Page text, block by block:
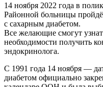
14 ноября 2022 года в
Районной больницы
с сахарным диабетом.
Все желающие смогут
необходимости получить
эндокринолога.
С 1991 года 14 ноября —
диабетом официально